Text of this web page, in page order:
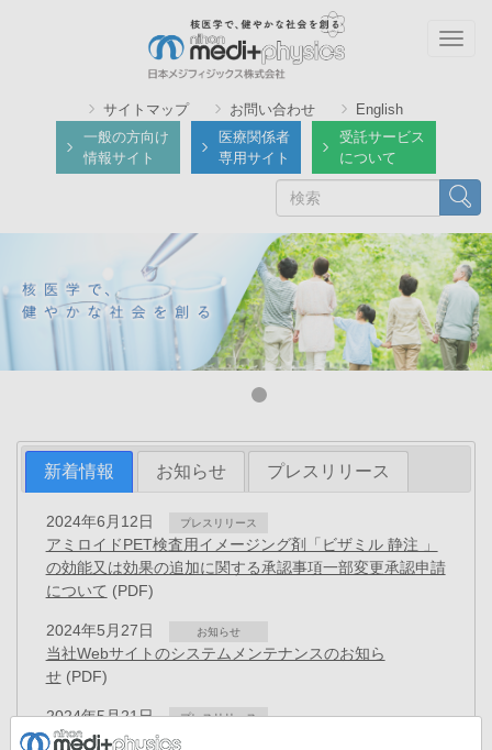
サイトマップ お問い合わせ
English
一般の方向け
情報サイト
医療関係者
専用サイト
受託サービス
について
検索
新着情報 お知らせ プレスリリース
2024年6月12日 プレスリリース
アミロイドPET検査用イメージング剤「ビザミル 静注 」
の効能又は効果の追加に関する承認事項一部変更承認申請
について (PDF)
2024年5月27日 お知らせ
当社Webサイトのシステムメンテナンスのお知ら
せ(PDF)
2024年5月21日 プレスリリース
PET検査用放射性医薬品「アキュミン静注」薬価基準収